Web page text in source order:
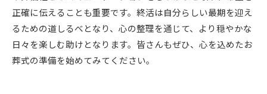
正確に伝えることも重要です。終活は自分らしい最期を迎え
るための道しるべとなり、心の整理を通じて、より穏やかな
日々を楽しむ助けとなります。皆さんもぜひ、心を込めたお
葬式の準備を始めてみてください。